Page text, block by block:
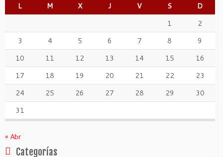
L M X J V S
D
1
2
3
4 5 6 7 8
9
10
11 12 13 14 15
16
17
18 19 20 21 22
23
24
25 26 27 28 29
30
31
« Abr
Categorías